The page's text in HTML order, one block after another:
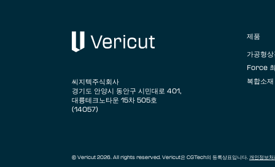
씨지텍주식회사
경기도 안양시 동안구 시민대로 401,
대륭테크노타운 15차 505호
(14057)
제품
가공형
Force
복합소
© Vericut 2026. All rights reserved. Vericut은 CGTech의 등록상표입니다.개인정보처